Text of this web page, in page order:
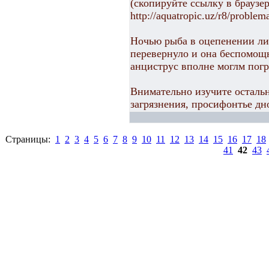
(скопируйте ссылку в
http://aquatropic.uz/r8/
Ночью рыба в оцепенении
перевернуло и она
анциструс вполне моглм
Внимательно изучите
загрязнения, просифонтье
Страницы: 1 2 3 4 5 6 7 8 9 10 11 12 13 14 15 16 17 18
41
42 43